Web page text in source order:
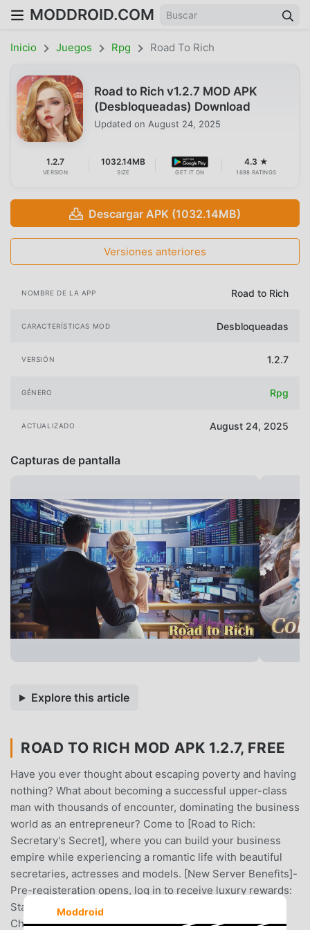
MODDROID.COM
Inicio Juegos Rpg Road To Rich
Road to Rich v1.2.7 MOD APK
(Desbloqueadas) Download
Updated on August 24, 2025
1.2.7
VERSION
1032.14MB
SIZE GET IT ON
4.3 ★
1698 RATINGS
Descargar APK (1032.14MB)
Versiones anteriores
NOMBRE DE LA APP Road to Rich
CARACTERÍSTICAS MOD Desbloqueadas
VERSIÓN 1.2.7
GÉNERO Rpg
ACTUALIZADO August 24, 2025
Capturas de pantalla
Explore this article
ROAD TO RICH MOD APK 1.2.7, FREE
Have you ever thought about escaping poverty and having
nothing? What about becoming a successful upper-class
man with thousands of encounter, dominating the business
world as an entrepreneur? Come to [Road to Rich:
Secretary's Secret], where you can build your business
empire while experiencing a romantic life with beautiful
secretaries, actresses and models. [New Server Benefits]-
Pre-registeration opens, log in to receive luxury rewards:
Statue of Liberty Statue of Liberty avatar frame * 1 +
Chevrolet Corvette C8 Supercar (game) * 1 + Deluxe
Moddroid